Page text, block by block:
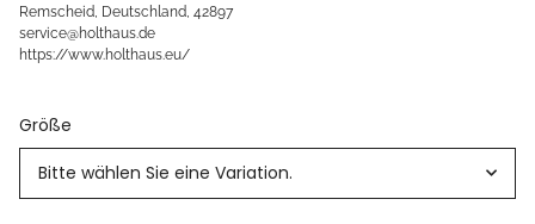
Remscheid, Deutschland, 42897
service@holthaus.de
https://www.holthaus.eu/
Größe
Bitte wählen Sie eine Variation.